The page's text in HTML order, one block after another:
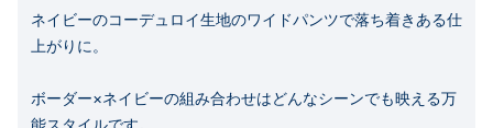
ネイビーのコーデュロイ生地のワイドパンツで落ち着きある仕
上がりに。
ボーダー×ネイビーの組み合わせはどんなシーンでも映える万
能スタイルです。